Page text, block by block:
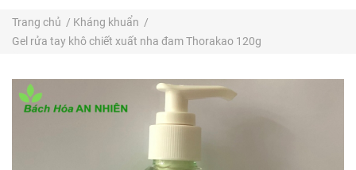
Trang chủ / Kháng khuẩn /
Gel rửa tay khô chiết xuất nha đam Thorakao 120g